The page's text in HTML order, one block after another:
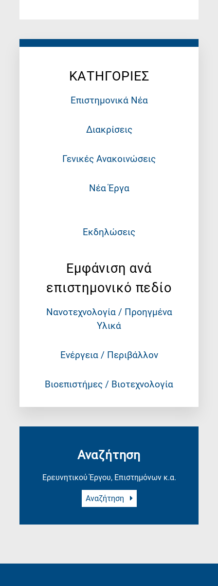
ΚΑΤΗΓΟΡΙΕΣ
Επιστημονικά Νέα
Διακρίσεις
Γενικές Ανακοινώσεις
Νέα Έργα
Εκδηλώσεις
Εμφάνιση ανά
επιστημονικό πεδίο
Νανοτεχνολογία / Προηγμένα
Υλικά
Ενέργεια / Περιβάλλον
Βιοεπιστήμες / Βιοτεχνολογία
Αναζήτηση
Ερευνητικού Έργου, Επιστημόνων κ.α.
Αναζήτηση